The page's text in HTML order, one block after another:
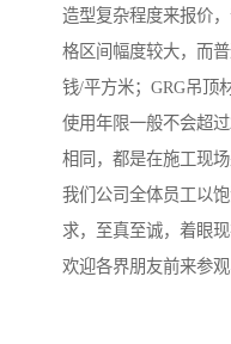
造型复杂程度来报价
格区间幅度较大，而
钱/平方米；GRG吊顶
使用年限一般不会超
相同，都是在施工现
我们公司全体员工以
求，至真至诚，着眼
欢迎各界朋友前来参